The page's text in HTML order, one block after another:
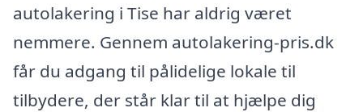
autolakering i Tise har aldrig været
nemmere. Gennem autolakering-pris.dk
får du adgang til pålidelige lokale til
tilbydere, der står klar til at hjælpe dig